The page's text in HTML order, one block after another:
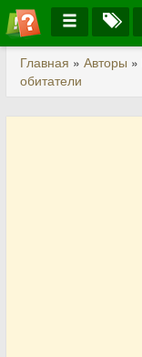
Главная » Авторы »
обитатели